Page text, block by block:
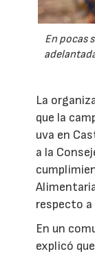
En pocas
La
que la
uva en
a la
respecto
En un
explicó